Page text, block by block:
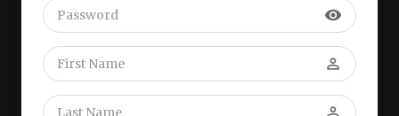
visibility
perm_identity
perm_identity